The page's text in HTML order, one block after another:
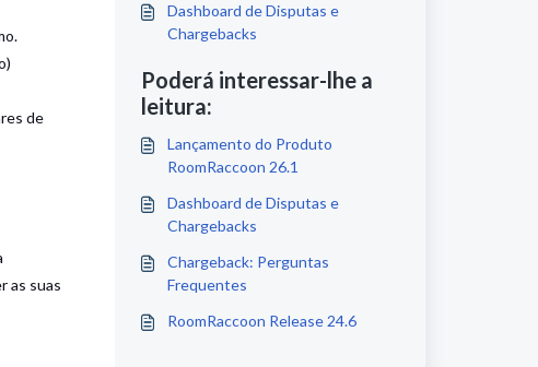
de
as suas
Dashboard de Disputas e
Chargebacks
Poderá interessar-lhe a
leitura:
Lançamento do Produto
RoomRaccoon 26.1
Dashboard de Disputas e
Chargebacks
Chargeback: Perguntas
Frequentes
RoomRaccoon Release 24.6